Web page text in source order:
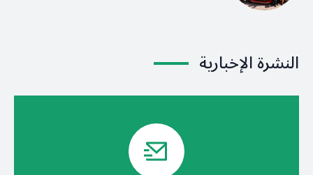
النشرة الإخبارية